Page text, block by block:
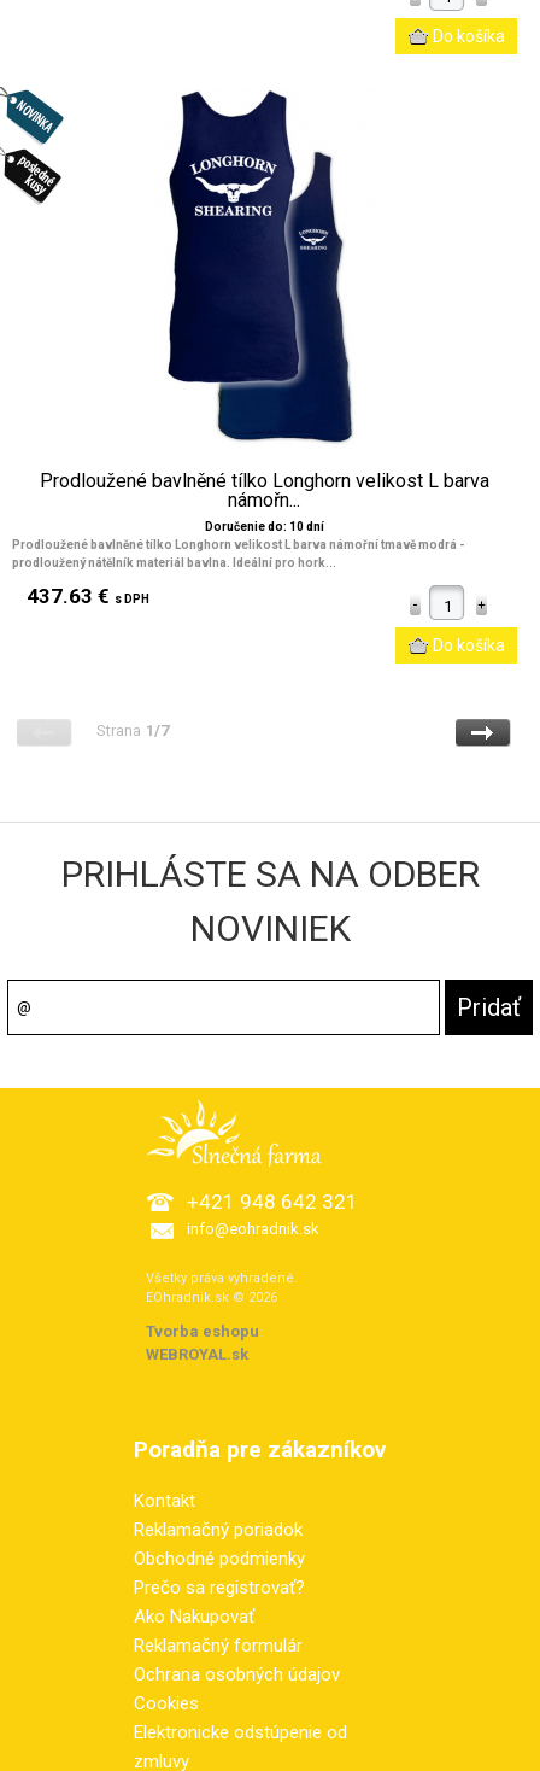
Prodloužené bavlněné tílko Longhorn velikost L barva
námořn...
Doručenie do: 10 dní
Prodloužené bavlněné tílko Longhorn velikost L barva námořní tmavě modrá -
prodloužený nátělník materiál bavlna. Ideální pro hork...
437.63 € s DPH
Strana 1/7
PRIHLÁSTE SA NA ODBER
NOVINIEK
+421 948 642 321
info@eohradnik.sk
Všetky práva vyhradené.
EOhradnik.sk © 2026
Tvorba eshopu:
WEBROYAL.sk
Poradňa pre zákazníkov
Kontakt
Reklamačný poriadok
Obchodné podmienky
Prečo sa registrovať?
Ako Nakupovať
Reklamačný formulár
Ochrana osobných údajov
Cookies
Elektronicke odstúpenie od
zmluvy